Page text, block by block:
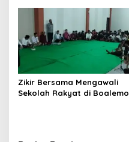
Zikir Bersama Mengawali
Sekolah Rakyat di Boalemo